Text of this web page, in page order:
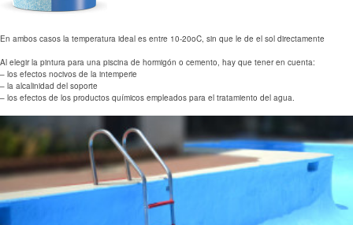
En ambos casos la temperatura ideal es entre 10-20oC, sin que le de el sol directamente
Al elegir la pintura para una piscina de hormigón o cemento, hay que tener en cuenta:
– los efectos nocivos de la intemperie
– la alcalinidad del soporte
– los efectos de los productos químicos empleados para el tratamiento del agua.